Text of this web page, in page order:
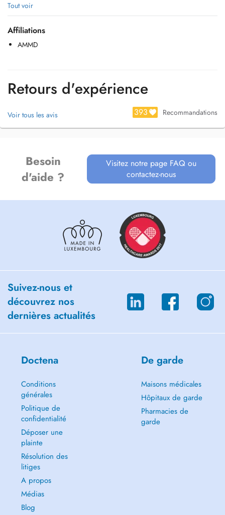
Tout voir
Affiliations
AMMD
Retours d'expérience
Voir tous les avis 393 Recommandations
Besoin
d'aide ?
Visitez notre page FAQ ou
contactez-nous
Suivez-nous et
découvrez nos
dernières actualités
Doctena
Conditions
générales
Politique de
confidentialité
Déposer une
plainte
Résolution des
litiges
A propos
Médias
Blog
De garde
Maisons médicales
Hôpitaux de garde
Pharmacies de
garde